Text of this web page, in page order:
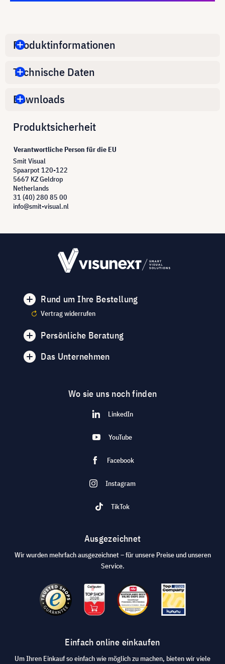
Produktinformationen
Technische Daten
Downloads
Produktsicherheit
Verantwortliche Person für die EU
Smit Visual
Spaarpot 120-122
5667 KZ Geldrop
Netherlands
31 (40) 280 85 00
info@smit-visual.nl
Rund um Ihre Bestellung
Vertrag widerrufen
Persönliche Beratung
Das Unternehmen
Wo sie uns noch finden
LinkedIn
YouTube
Facebook
Instagram
TikTok
Ausgezeichnet
Wir wurden mehrfach ausgezeichnet – für unsere Preise und unseren
Service.
Einfach online einkaufen
Um Ihren Einkauf so einfach wie möglich zu machen, bieten wir viele